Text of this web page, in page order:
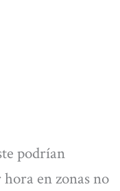
podrían
en zonas no